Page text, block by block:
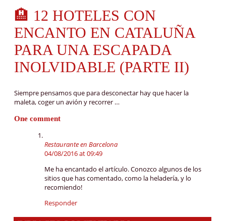
🏨 12 HOTELES CON
ENCANTO EN CATALUÑA
PARA UNA ESCAPADA
INOLVIDABLE (PARTE II)
Siempre pensamos que para desconectar hay que hacer la
maleta, coger un avión y recorrer …
One comment
Restaurante en Barcelona
04/08/2016 at 09:49
Me ha encantado el artículo. Conozco algunos de los
sitios que has comentado, como la heladería, y lo
recomiendo!
Responder